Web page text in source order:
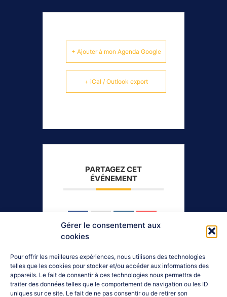
Gérer le consentement aux
cookies
Pour offrir les meilleures expériences, nous utilisons des technologies
telles que les cookies pour stocker et/ou accéder aux informations des
appareils. Le fait de consentir à ces technologies nous permettra de
traiter des données telles que le comportement de navigation ou les ID
uniques sur ce site. Le fait de ne pas consentir ou de retirer son
+ Ajouter à mon Agenda Google
+ iCal / Outlook export
PARTAGEZ CET
ÉVÉNEMENT